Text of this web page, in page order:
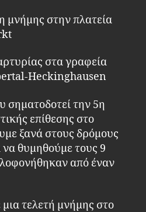
μνήμης στην πλατεία
στα γραφεία
Heckinghausen
σηματοδοτεί την 5η
επίθεσης στο
ξανά στους δρόμους
θυμηθούμε τους 9
από έναν
τελετή μνήμης στο